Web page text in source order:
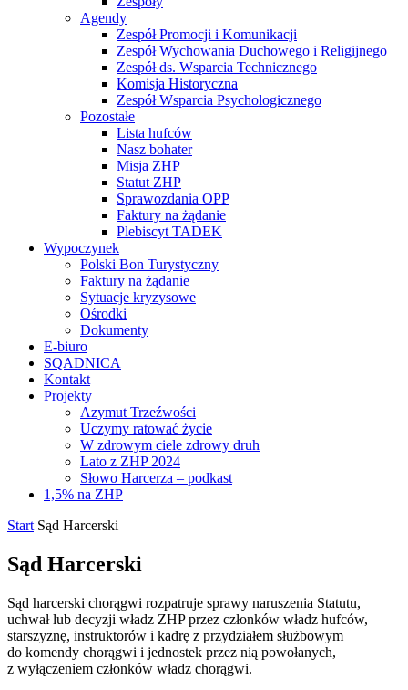
Agendy
Zespół Promocji i Komunikacji
Zespół Wychowania Duchowego i Religijnego
Zespół ds. Wsparcia Technicznego
Komisja Historyczna
Zespół Wsparcia Psychologicznego
Pozostałe
Lista hufców
Nasz bohater
Misja ZHP
Statut ZHP
Sprawozdania OPP
Faktury na żądanie
Plebiscyt TADEK
Wypoczynek
Polski Bon Turystyczny
Faktury na żądanie
Sytuacje kryzysowe
Ośrodki
Dokumenty
E-biuro
SQADNICA
Kontakt
Projekty
Azymut Trzeźwości
Uczymy ratować życie
W zdrowym ciele zdrowy druh
Lato z ZHP 2024
Słowo Harcerza – podkast
1,5% na ZHP
Start Sąd Harcerski
Sąd Harcerski
Sąd harcerski chorągwi rozpatruje sprawy naruszenia Statutu,
uchwał lub decyzji władz ZHP przez członków władz hufców,
starszyznę, instruktorów i kadrę z przydziałem służbowym
do komendy chorągwi i jednostek przez nią powołanych,
z wyłączeniem członków władz chorągwi.